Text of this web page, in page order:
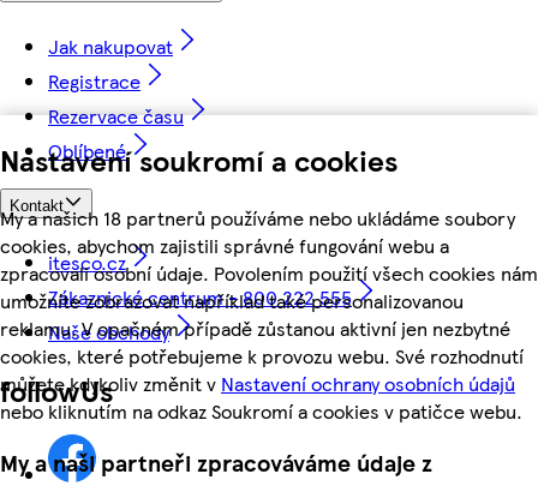
Nastavení soukromí a cookies
My a našich 18 partnerů používáme nebo ukládáme soubory
cookies, abychom zajistili správné fungování webu a
zpracovali osobní údaje. Povolením použití všech cookies nám
umožníte zobrazovat například také personalizovanou
reklamu. V opačném případě zůstanou aktivní jen nezbytné
cookies, které potřebujeme k provozu webu. Své rozhodnutí
můžete kdykoliv změnit v Nastavení ochrany osobních údajů
nebo kliknutím na odkaz Soukromí a cookies v patičce webu.
My a naši partneři zpracováváme údaje z
Jak nakupovat
Registrace
Rezervace času
Oblíbené
Kontakt
itesco.cz
Zákaznické centrum - 800 222 555
Naše obchody
followUs